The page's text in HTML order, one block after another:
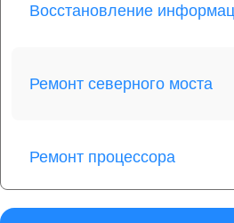
Восстановление
Ремонт северного моста
Ремонт процессора